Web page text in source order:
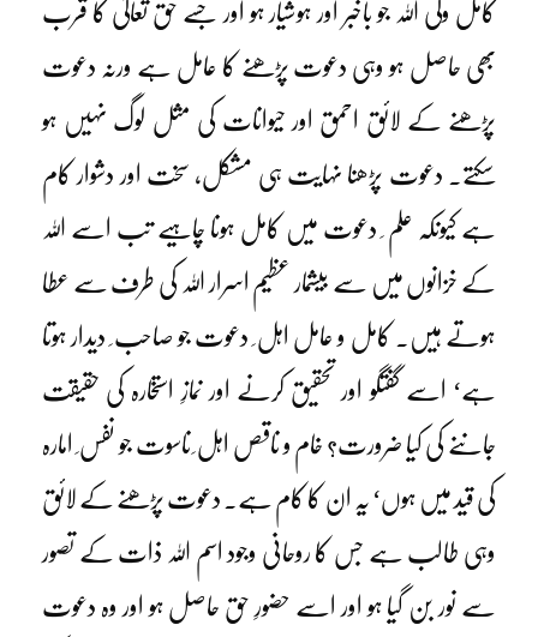
کامل ولی اللہ جو باخبر اور ہوشیار ہو اور جسے حق تعالیٰ کا قرب
بھی حاصل ہو وہی دعوت پڑھنے کا عامل ہے ورنہ دعوت
پڑھنے کے لائق احمق اور حیوانات کی مثل لوگ نہیں ہو
سکتے۔ دعوت پڑھنا نہایت ہی مشکل، سخت اور دشوار کام
ہے کیونکہ علم ِ دعوت میں کامل ہونا چاہیے تب اسے اللہ
کے خزانوں میں سے بیشمار عظیم اسرار اللہ کی طرف سے عطا
ہوتے ہیں۔ کامل و عامل اہل ِ دعوت جو صاحب ِ دیدار ہوتا
ہے‘ اسے گفتگو اور تحقیق کرنے اور نمازِ استخارہ کی حقیقت
جاننے کی کیا ضرورت؟ خام و ناقص اہل ِ ناسوت جو نفس ِ امارہ
کی قید میں ہوں‘ یہ ان کا کام ہے۔ دعوت پڑھنے کے لائق
وہی طالب ہے جس کا روحانی وجود اسم اللہ ذات کے تصور
سے نور بن گیا ہو اور اسے حضورِ حق حاصل ہو اور وہ دعوت